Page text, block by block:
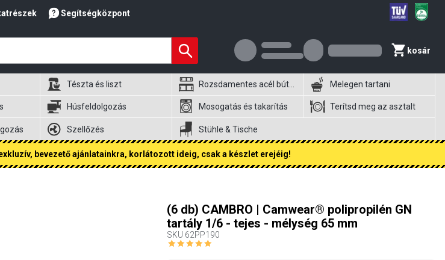
Segítségközpont
kosár
Tészta és liszt Rozsdamentes acél bútorok Melegen tartani
Húsfeldolgozás Mosogatás és takarítás Terítsd meg az asztalt
Szellőzés Stühle & Tische
bevezető ajánlatainkra, korlátozott ideig, csak a készlet erejéig!
(6 db) CAMBRO | Camwear® polipropilén GN
tartály 1/6 - tejes - mélység 65 mm
SKU 62PP190